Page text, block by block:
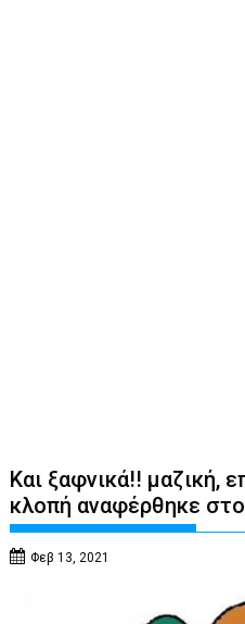
Και ξαφνικά!! μαζική,
κλοπή αναφέρθηκε
Φεβ 13, 2021